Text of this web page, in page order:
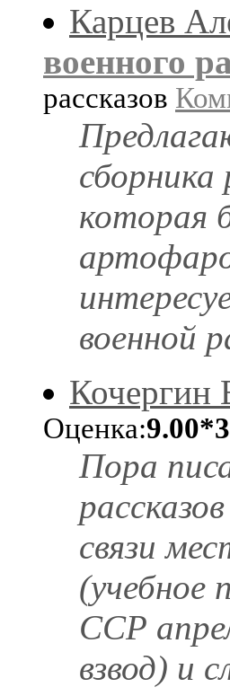
Карцев
военного
рассказов
которая
военной
Кочергин
Оценка:9.00*3
Пора
связи
(учебное
ССР
взвод) и